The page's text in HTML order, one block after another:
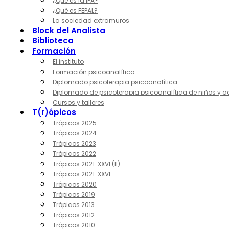
¿Qué es FEPAL?
La sociedad extramuros
Block del Analista
Biblioteca
Formación
El instituto
Formación psicoanalítica
Diplomado psicoterapia psicoanalítica
Diplomado de psicoterapia psicoanalítica de niños y
Cursos y talleres
T(r)ópicos
Trópicos 2025
Trópicos 2024
Trópicos 2023
Trópicos 2022
Trópicos 2021. XXVI (II)
Trópicos 2021. XXVI
Trópicos 2020
Trópicos 2019
Trópicos 2013
Trópicos 2012
Trópicos 2010